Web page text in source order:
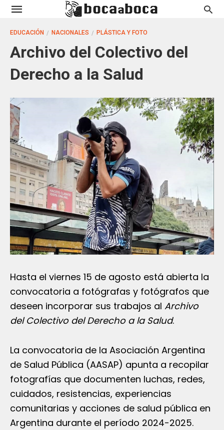
EDUCACIÓN NACIONALES PLÁSTICA Y FOTO
Archivo del Colectivo del
Derecho a la Salud
Hasta el viernes 15 de agosto está abierta la
convocatoria a fotógrafas y fotógrafos que
deseen incorporar sus trabajos al Archivo
del Colectivo del Derecho a la Salud.
La convocatoria de la Asociación Argentina
de Salud Pública (AASAP) apunta a recopilar
fotografías que documenten luchas, redes,
cuidados, resistencias, experiencias
comunitarias y acciones de salud pública en
Argentina durante el período 2024-2025.